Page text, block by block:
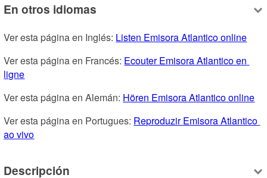
En otros idiomas
Ver esta página en Inglés: Listen Emisora Atlantico online
Ver esta página en Francés: Ecouter Emisora Atlantico en
ligne
Ver esta página en Alemán: Hören Emisora Atlantico online
Ver esta página en Portugues: Reproduzir Emisora Atlantico
ao vivo
Descripción